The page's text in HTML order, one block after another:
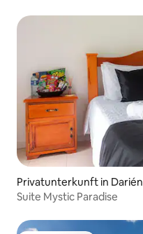
Privatunterkunft in Darién
Suite Mystic Paradise